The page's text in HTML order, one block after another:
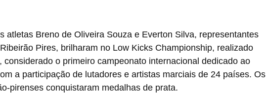
atletas Breno de Oliveira Souza e Everton Silva, representantes
Pires, brilharam no Low Kicks Championship, realizado
considerado o primeiro campeonato internacional dedicado ao
a participação de lutadores e artistas marciais de 24 países. Os
pirenses conquistaram medalhas de prata.